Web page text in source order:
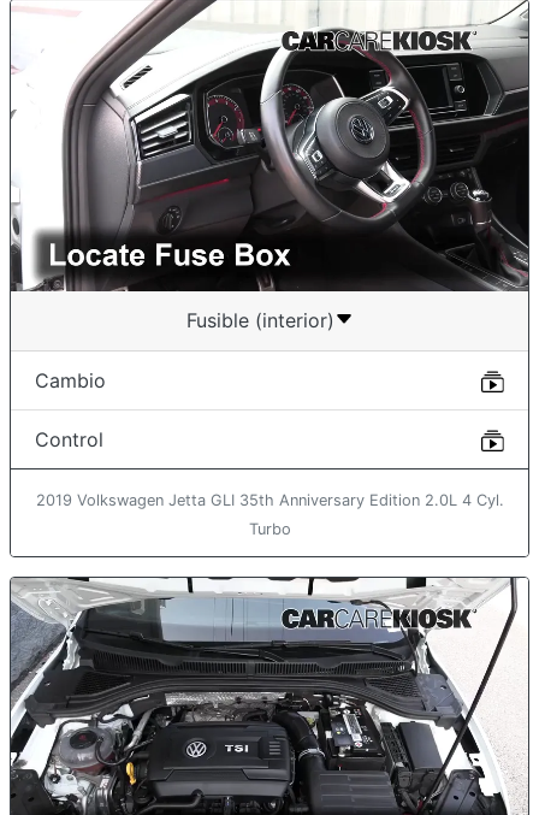
Fusible (interior)
Cambio
Control
2019 Volkswagen Jetta GLI 35th Anniversary Edition 2.0L 4 Cyl.
Turbo